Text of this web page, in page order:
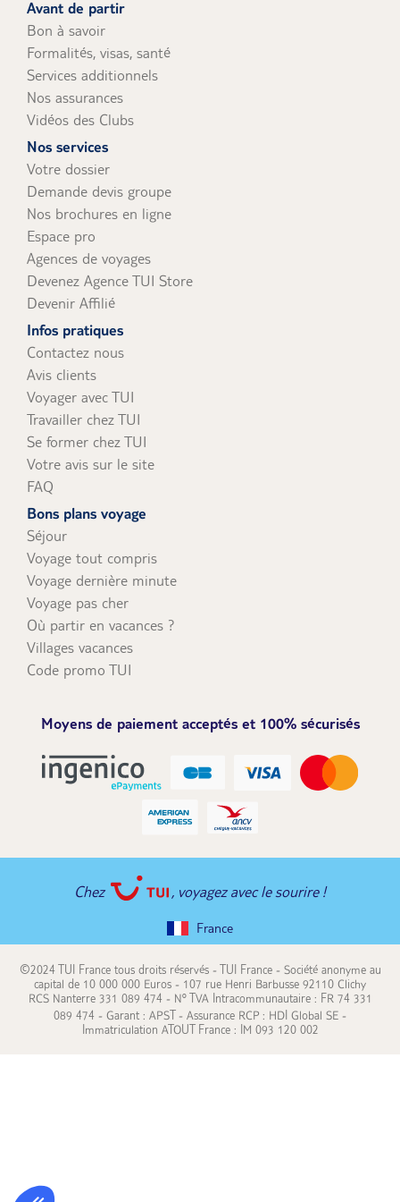
Avant de partir
Bon à savoir
Formalités, visas, santé
Services additionnels
Nos assurances
Vidéos des Clubs
Nos services
Votre dossier
Demande devis groupe
Nos brochures en ligne
Espace pro
Agences de voyages
Devenez Agence TUI Store
Devenir Affilié
Infos pratiques
Contactez nous
Avis clients
Voyager avec TUI
Travailler chez TUI
Se former chez TUI
Votre avis sur le site
FAQ
Bons plans voyage
Séjour
Voyage tout compris
Voyage dernière minute
Voyage pas cher
Où partir en vacances ?
Villages vacances
Code promo TUI
Moyens de paiement acceptés et 100% sécurisés
Chez , voyagez avec le sourire !
France
©2024 TUI France tous droits réservés - TUI France - Société anonyme au
capital de 10 000 000 Euros - 107 rue Henri Barbusse 92110 Clichy
RCS Nanterre 331 089 474 - N° TVA Intracommunautaire : FR 74 331
089 474 - Garant : APST - Assurance RCP : HDI Global SE -
Immatriculation ATOUT France : IM 093 120 002